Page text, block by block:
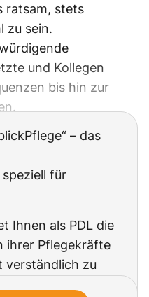
ratsam, stets
zu sein.
und Kollegen
bis hin zur
– das
für
Ihnen als PDL die
ihrer Pflegekräfte
verständlich zu